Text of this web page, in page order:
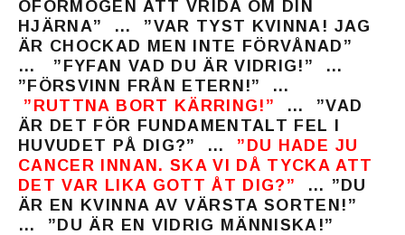
OFÖRMÖGEN ATT VRIDA OM DIN
HJÄRNA” … ”VAR TYST KVINNA! JAG
ÄR CHOCKAD MEN INTE FÖRVÅNAD”
… ”FYFAN VAD DU ÄR VIDRIG!” …
”FÖRSVINN FRÅN ETERN!” …
”RUTTNA BORT KÄRRING!”
… ”VAD
ÄR DET FÖR FUNDAMENTALT FEL I
HUVUDET PÅ DIG?” … ”DU HADE JU
CANCER INNAN. SKA VI DÅ TYCKA ATT
DET VAR LIKA GOTT ÅT DIG?”
… ”DU
ÄR EN KVINNA AV VÄRSTA SORTEN!”
… ”DU ÄR EN VIDRIG MÄNNISKA!”